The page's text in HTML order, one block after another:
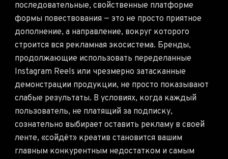
последовательные, свойственные платформе
формы повествования — это не просто приятное
дополнение, а направление, вокруг которого
строится вся рекламная экосистема. Бренды,
продолжающие использовать переделанные
Instagram Reels или чрезмерно затасканные
демонстрации продукции, не просто показывают
слабые результаты. В условиях, когда каждый
пользователь, не платящий за подписку,
сознательно выбирает оставить рекламу в своей
ленте, «сойдёт» креатив становится вашим
главным конкурентным недостатком и самым